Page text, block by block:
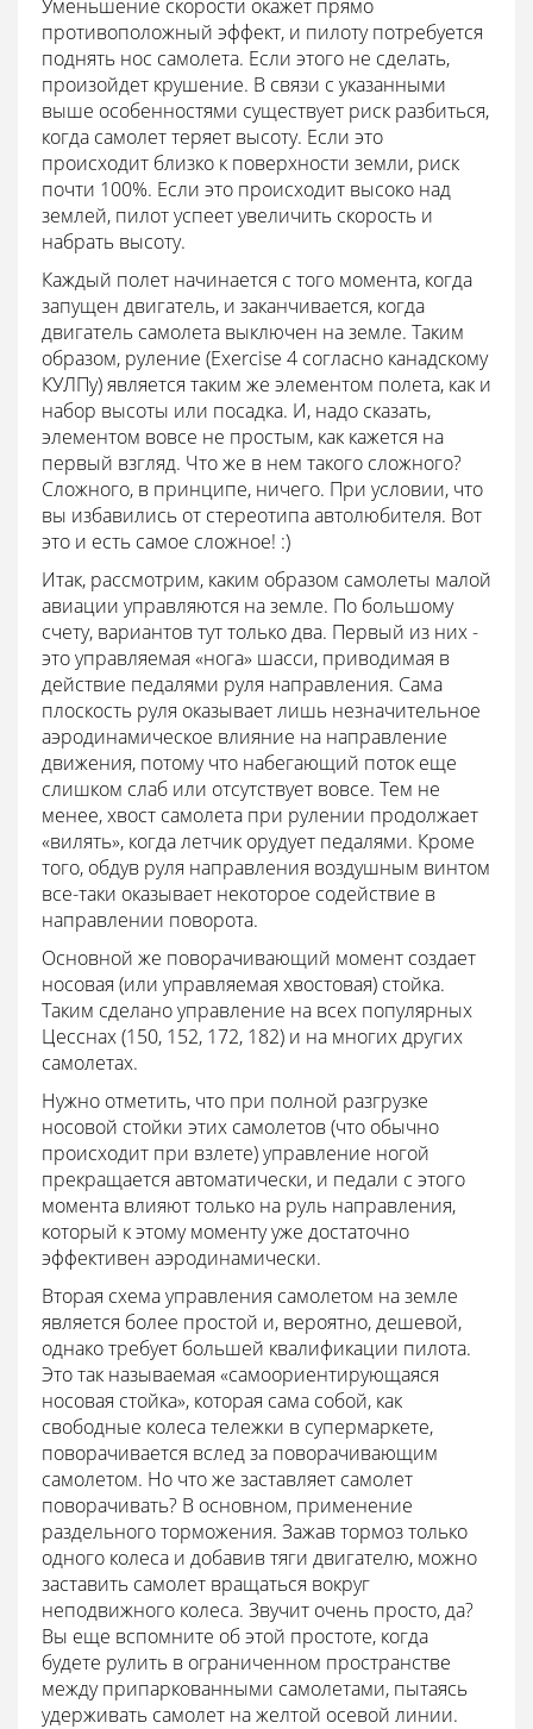
Уменьшение скорости окажет прямо
противоположный эффект, и пилоту потребуется
поднять нос самолета. Если этого не сделать,
произойдет крушение. В связи с указанными
выше особенностями существует риск разбиться,
когда самолет теряет высоту. Если это
происходит близко к поверхности земли, риск
почти 100%. Если это происходит высоко над
землей, пилот успеет увеличить скорость и
набрать высоту.
Каждый полет начинается с того момента, когда
запущен двигатель, и заканчивается, когда
двигатель самолета выключен на земле. Таким
образом, руление (Exercise 4 согласно канадскому
КУЛПу) является таким же элементом полета, как и
набор высоты или посадка. И, надо сказать,
элементом вовсе не простым, как кажется на
первый взгляд. Что же в нем такого сложного?
Сложного, в принципе, ничего. При условии, что
вы избавились от стереотипа автолюбителя. Вот
это и есть самое сложное! :)
Итак, рассмотрим, каким образом самолеты малой
авиации управляются на земле. По большому
счету, вариантов тут только два. Первый из них -
это управляемая «нога» шасси, приводимая в
действие педалями руля направления. Сама
плоскость руля оказывает лишь незначительное
аэродинамическое влияние на направление
движения, потому что набегающий поток еще
слишком слаб или отсутствует вовсе. Тем не
менее, хвост самолета при рулении продолжает
«вилять», когда летчик орудует педалями. Кроме
того, обдув руля направления воздушным винтом
все-таки оказывает некоторое coдействие в
направлении поворота.
Основной же поворачивающий момент создает
носовая (или управляемая хвостовая) стойка.
Таким сделано управление на всех популярных
Цесснах (150, 152, 172, 182) и на многих других
самолетах.
Нужно отметить, что при полной разгрузке
носовой стойки этих самолетов (что обычно
происходит при взлете) управление ногой
прекращается автоматически, и педали с этого
момента влияют только на руль направления,
который к этому моменту уже достаточно
эффективен аэродинамически.
Вторая схема управления самолетом на земле
является более простой и, вероятно, дешевой,
однако требует большей квалификации пилота.
Это так называемая «самоориентирующаяся
носовая стойка», которая сама собой, как
свободные колеса тележки в супермаркете,
поворачивается вслед за поворачивающим
самолетом. Но что же заставляет самолет
поворачивать? В основном, применение
раздельного торможения. Зажав тормоз только
одного колеса и добавив тяги двигателю, можно
заставить самолет вращаться вокруг
неподвижного колеса. Звучит очень просто, да?
Вы еще вспомните об этой простоте, когда
будете рулить в ограниченном пространстве
между припаркованными самолетами, пытаясь
удерживать самолет на желтой осевой линии.